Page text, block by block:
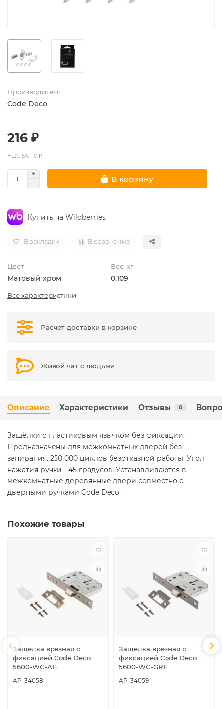
Производитель
Code Deco
216 ₽
НДС 5%: 10 ₽
В корзину
Купить на Wildberries
В закладки В сравнение
Цвет
Матовый хром
Вес, кг
0.109
Все характеристики
Расчет доставки в корзине
Живой чат с людьми
Описание Характеристики Отзывы 0
Защёлки с пластиковым язычком без фиксации.
Предназначены для межкомнатных дверей без
запирания. 250 000 циклов безотказной работы. Угол
нажатия ручки - 45 градусов. Устанавливаются в
межкомнатные деревянные двери совместно с
дверными ручками Code Deco.
Похожие товары
Защёлка врезная с
фиксацией Code Deco
5600-WC-AB
AP-34058
Защёлка врезная с
фиксацией Code Deco
5600-WC-GRF
AP-34059